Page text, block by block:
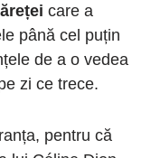
care a
până cel puțin
de a o vedea
zi ce trece.
pentru că